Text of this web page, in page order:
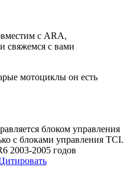
с ARA,
свяжемся с вами
мотоциклы он есть
блоком управления
с блоками управления TCI.
2003-2005 годов